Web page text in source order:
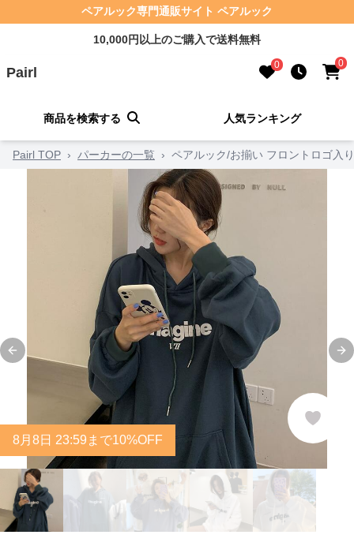
ペアルック専門通販サイト ペアルック
10,000円以上のご購入で送料無料
Pairl 0 0
商品を検索する 人気ランキング
Pairl TOP › パーカーの一覧 › ペアルック/お揃い フロントロゴ入
Previous slide
8月 8日 23:59まで10%OFF